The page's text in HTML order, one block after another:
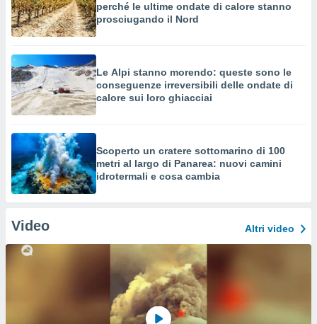
perché le ultime ondate di calore stanno
prosciugando il Nord
Le Alpi stanno morendo: queste sono le
conseguenze irreversibili delle ondate di
calore sui loro ghiacciai
Scoperto un cratere sottomarino di 100
metri al largo di Panarea: nuovi camini
idrotermali e cosa cambia
Video Altri video